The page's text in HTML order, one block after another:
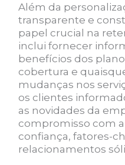
Além da
transparente e
papel crucial na
inclui fornecer
benefícios dos
cobertura e
mudanças nos
os clientes
as novidades da
compromisso com
confiança, fatores-
relacionamentos